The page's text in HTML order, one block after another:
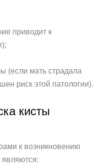
приводит к
(если мать страдала
риск этой патологии).
кисты
к возникновению
являются: